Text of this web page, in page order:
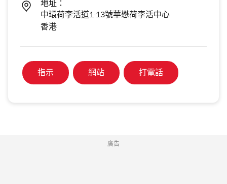
地址：
中環荷李活道1-13號華懋荷李活中心
香港
指示 網站 打電話
廣告